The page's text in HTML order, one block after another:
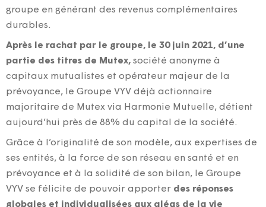
groupe en générant des revenus complémentaires
durables.
Après le rachat par le groupe, le 30 juin 2021, d’une
partie des titres de Mutex, société anonyme à
capitaux mutualistes et opérateur majeur de la
prévoyance, le Groupe VYV déjà actionnaire
majoritaire de Mutex via Harmonie Mutuelle, détient
aujourd’hui près de 88% du capital de la société.
Grâce à l’originalité de son modèle, aux expertises de
ses entités, à la force de son réseau en santé et en
prévoyance et à la solidité de son bilan, le Groupe
VYV se félicite de pouvoir apporter des réponses
globales et individualisées aux aléas de la vie